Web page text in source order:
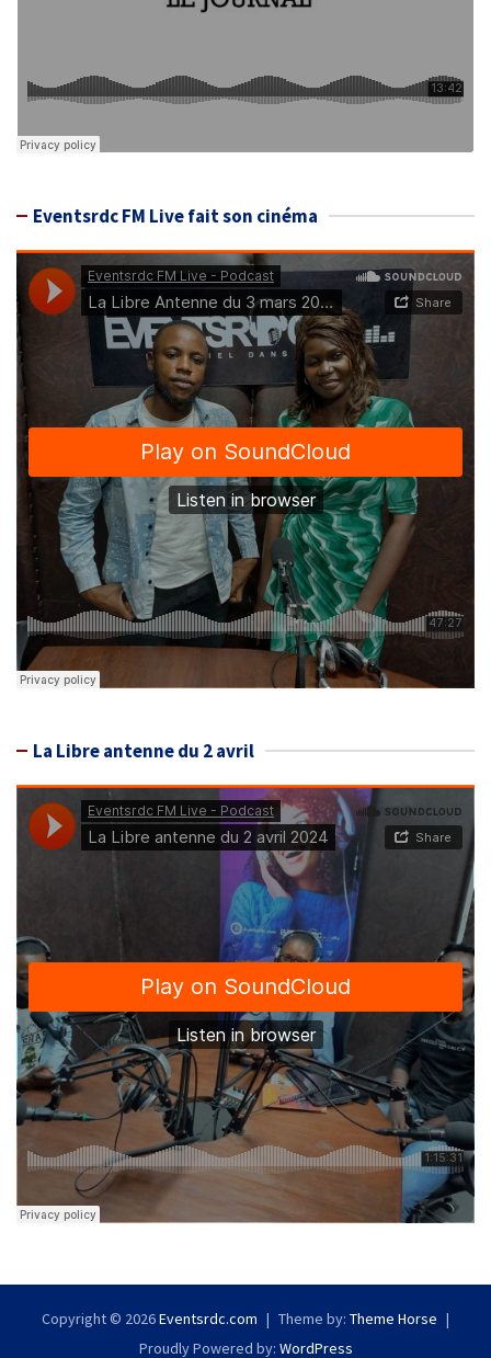
Eventsrdc FM Live fait son cinéma
La Libre antenne du 2 avril
Copyright © 2026Eventsrdc.com Theme by: Theme Horse
Proudly Powered by: WordPress